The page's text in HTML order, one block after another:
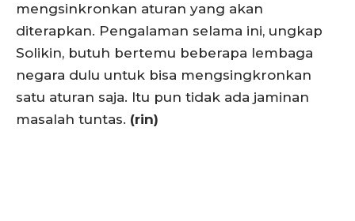
mengsinkronkan aturan yang akan
diterapkan. Pengalaman selama ini, ungkap
Solikin, butuh bertemu beberapa lembaga
negara dulu untuk bisa mengsingkronkan
satu aturan saja. Itu pun tidak ada jaminan
masalah tuntas. (rin)